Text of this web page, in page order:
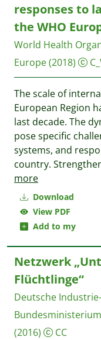
Download
View PDF
Add to my
responses to
the WHO
World Health
Europe(2018)
The scale of
European Region
last decade. The
pose specific
systems, and
country.
more
Netzwerk
Flüchtlinge“
Deutsche
(2016)
CC